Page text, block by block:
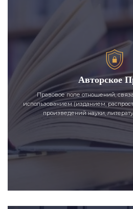
Авторское
Правовое поле отношений,
использованием (изданием,
произведений науки,